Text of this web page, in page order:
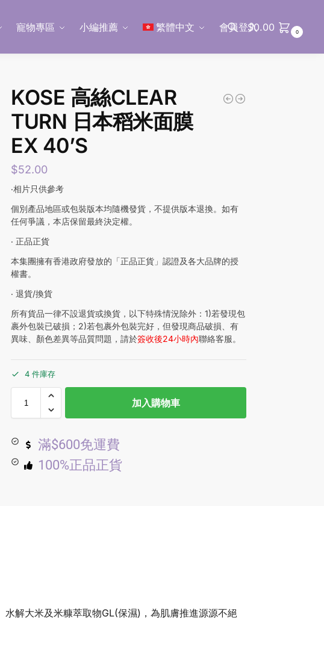
寵物專區 小編推薦 繁體中文 會員登入
$0.00 0
KOSE 高絲CLEAR
TURN 日本稻米面膜
EX 40’S
$52.00
‧相片只供參考
個別產品地區或包裝版本均隨機發貨，不提供版本退換。如有
任何爭議，本店保留最終決定權。
‧ 正品正貨
本集團擁有香港政府發放的「正品正貨」認證及各大品牌的授
權書。
‧ 退貨/換貨
所有貨品一律不設退貨或換貨，以下特殊情況除外：1)若發現包
裹外包裝已破損；2)若包裹外包裝完好，但發現商品破損、有
異味、顏色差異等品質問題，請於簽收後24小時內聯絡客服。
4 件庫存
加入購物車
滿$600免運費
100%正品正貨
解大米及米糠萃取物GL(保濕)，為肌膚推進源源不絕